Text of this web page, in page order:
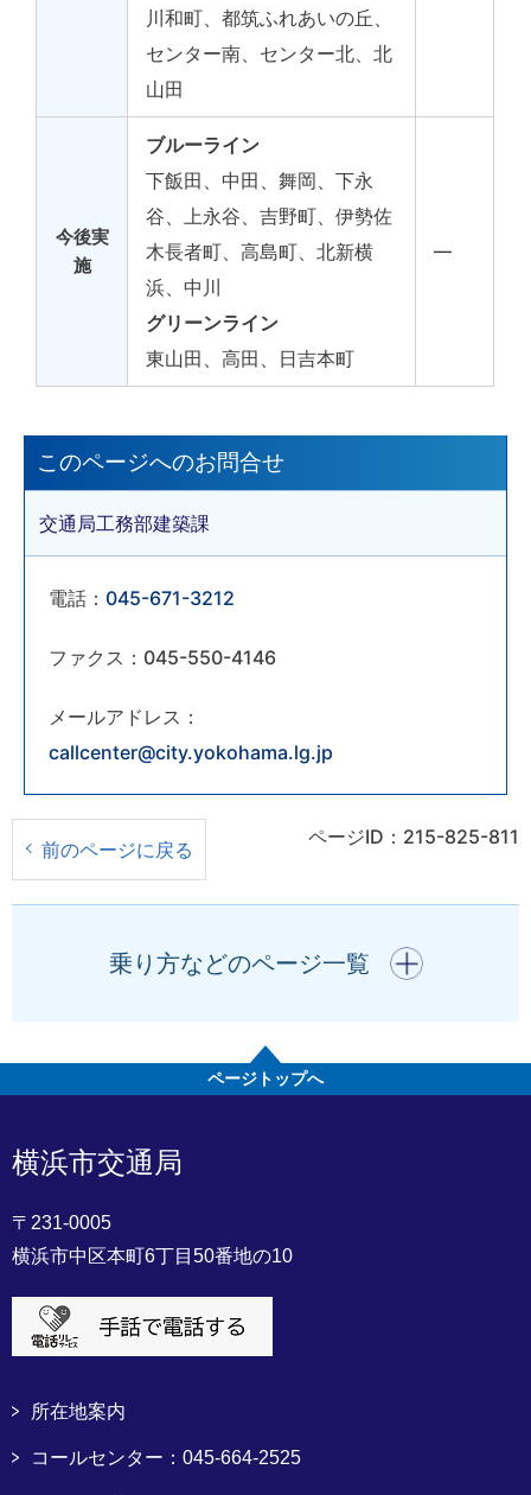
川和町、都筑ふれあいの丘、
センター南、センター北、北
山田
今後実
施
ブルーライン
下飯田、中田、舞岡、下永
谷、上永谷、吉野町、伊勢佐
木長者町、高島町、北新横
浜、中川
グリーンライン
東山田、高田、日吉本町
―
このページへのお問合せ
交通局工務部建築課
電話： 045-671-3212
ファクス：045-550-4146
メールアドレス：
callcenter@city.yokohama.lg.jp
前のページに戻る
ページID：215-825-811
乗り方などのページ一覧
開く
ページトップへ
横浜市交通局
〒231-0005
横浜市中区本町6丁目50番地の10
所在地案内
コールセンター：045-664-2525